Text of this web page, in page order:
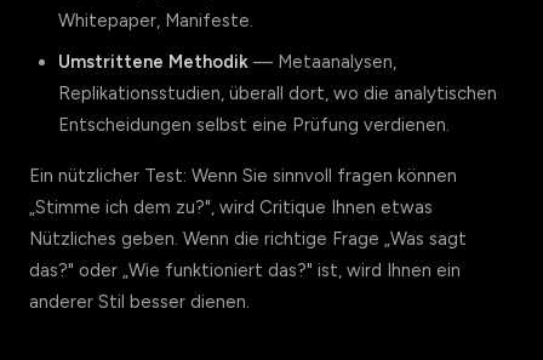
Whitepaper, Manifeste.
Umstrittene Methodik — Metaanalysen,
Replikationsstudien, überall dort, wo die analytischen
Entscheidungen selbst eine Prüfung verdienen.
Ein nützlicher Test: Wenn Sie sinnvoll fragen können
„Stimme ich dem zu?", wird Critique Ihnen etwas
Nützliches geben. Wenn die richtige Frage „Was sagt
das?" oder „Wie funktioniert das?" ist, wird Ihnen ein
anderer Stil besser dienen.